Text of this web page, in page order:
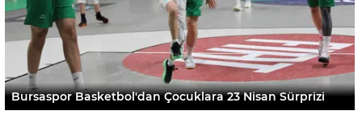
Bursaspor Basketbol'dan Çocuklara 23 Nisan Sürprizi